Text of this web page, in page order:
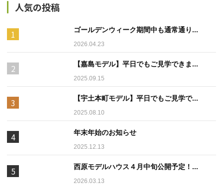
人気の投稿
ゴールデンウィーク期間中も通常通り...
2026.04.23
【嘉島モデル】平日でもご見学できま...
2025.09.15
【宇土本町モデル】平日でもご見学で...
2025.08.10
年末年始のお知らせ
2025.12.13
西原モデルハウス４月中旬公開予定！...
2026.03.13